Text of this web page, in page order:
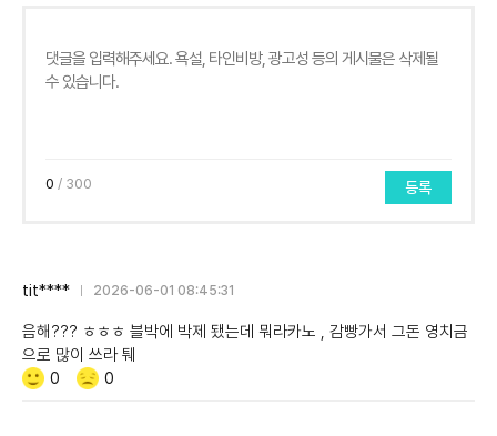
0 / 300 등록
tit**** 2026-06-01 08:45:31
음해??? ㅎㅎㅎ 블박에 박제 됐는데 뭐라카노 , 감빵가서 그돈 영치금
으로 많이 쓰라 퉤
Like/Dislike
공
0
비
0